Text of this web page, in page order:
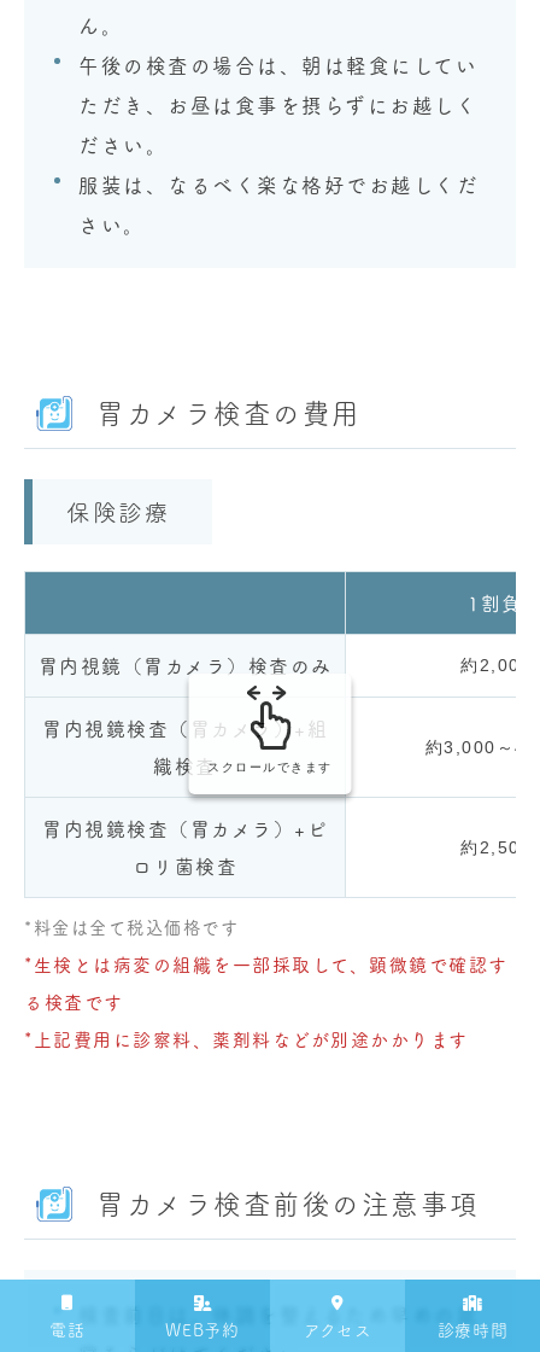
電話 WEB予約 アクセス 診療時間
ん。
午後の検査の場合は、朝は軽食にしてい
ただき、お昼は食事を摂らずにお越しく
ださい。
服装は、なるべく楽な格好でお越しくだ
さい。
胃カメラ検査の費用
保険診療
1割負
胃内視鏡（胃カメラ）検査のみ 約2,000
胃内視鏡検査（胃カメラ）+組
織検査
約3,000～
胃内視鏡検査（胃カメラ）+ピ
ロリ菌検査
約2,500
スクロールできます
*料金は全て税込価格です
*生検とは病変の組織を一部採取して、顕微鏡で確認す
る検査です
*上記費用に診察料、薬剤料などが別途かかります
胃カメラ検査前後の注意事項
検査前日は、体調を整えるため早めの就